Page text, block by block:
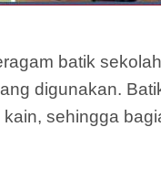
batik
digunakan.
sehingga